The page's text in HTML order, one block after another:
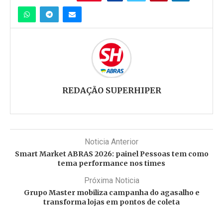
REDAÇÃO SUPERHIPER
Noticia Anterior
Smart Market ABRAS 2026: painel Pessoas tem como
tema performance nos times
Próxima Noticia
Grupo Master mobiliza campanha do agasalho e
transforma lojas em pontos de coleta